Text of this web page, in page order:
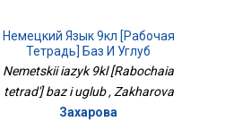
Немецкий Язык 9кл [Рабочая
Тетрадь] Баз И Углуб
Nemetskii iazyk 9kl [Rabochaia
tetrad'] baz i uglub , Zakharova
Захарова